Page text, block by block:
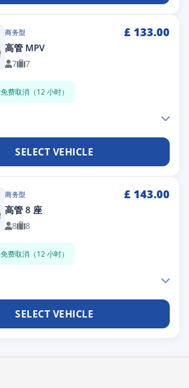
商务型 £ 133.00
高管 MPV
7 7
免费取消（12 小时）
SELECT VEHICLE
商务型 £ 143.00
高管 8 座
8 8
免费取消（12 小时）
SELECT VEHICLE